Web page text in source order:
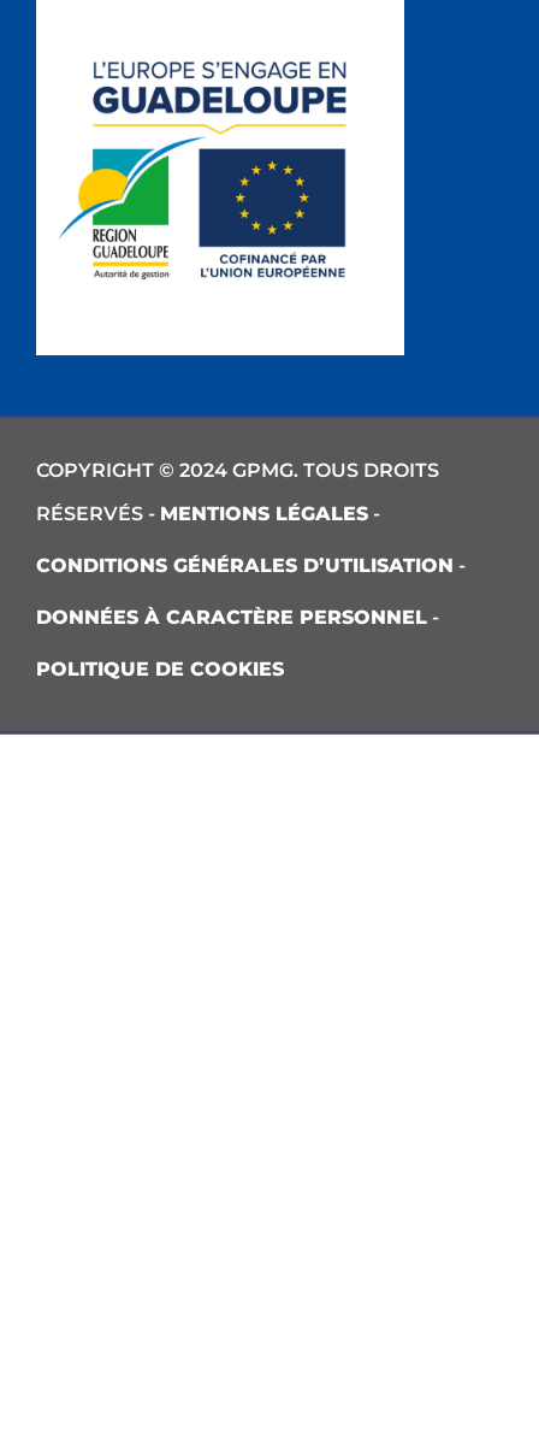
COPYRIGHT © 2024 GPMG. TOUS DROITS
RÉSERVÉS - MENTIONS LÉGALES -
CONDITIONS GÉNÉRALES D’UTILISATION -
DONNÉES À CARACTÈRE PERSONNEL -
POLITIQUE DE COOKIES